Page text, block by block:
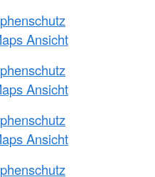
Ansicht
Ansicht
Ansicht